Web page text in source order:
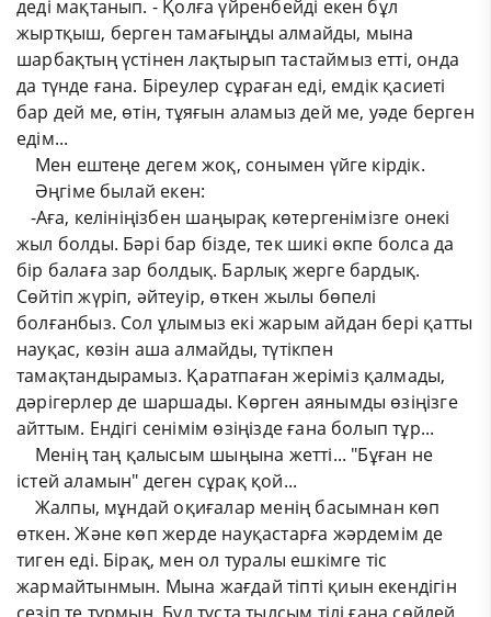
деді мақтанып.​ - Қолға үйренбейді екен бұл
жыртқыш, берген тамағыңды алмайды, мына
шарбақтың үстінен лақтырып тастаймыз етті, онда
да түнде ғана. Біреулер сұраған еді, емдік қасиеті
бар дей ме, өтін, тұяғын аламыз дей ме, уәде берген
едім...
​ ​ ​ ​ Мен ештеңе дегем жоқ, сонымен үйге кірдік.
​ ​ ​ ​ Әңгіме былай екен:
​ ​ ​ -Аға, келініңізбен шаңырақ көтергенімізге онекі
жыл болды. Бәрі бар бізде, тек шикі өкпе болса да
бір балаға зар болдық. Барлық жерге бардық.
Сөйтіп жүріп, әйтеуір, өткен жылы бөпелі
болғанбыз. Сол ұлымыз екі жарым айдан бері қатты
науқас, көзін аша алмайды, түтікпен
тамақтандырамыз. Қаратпаған жеріміз қалмады,
дәрігерлер де шаршады. Көрген аянымды өзіңізге
айттым. Ендігі сенімім өзіңізде ғана болып тұр...
​ ​ ​ ​ Менің таң қалысым шыңына жетті... "Бұған не
істей аламын" деген сұрақ қой...
​ ​ ​ ​ Жалпы, мұндай оқиғалар менің басымнан көп
өткен. Және көп жерде науқастарға жәрдемім де
тиген еді. Бірақ, мен ол туралы ешкімге тіс
жармайтынмын. Мына жағдай тіпті қиын екендігін
сезіп те тұрмын. Бұл тұста тылсым тілі ғана сөйлей